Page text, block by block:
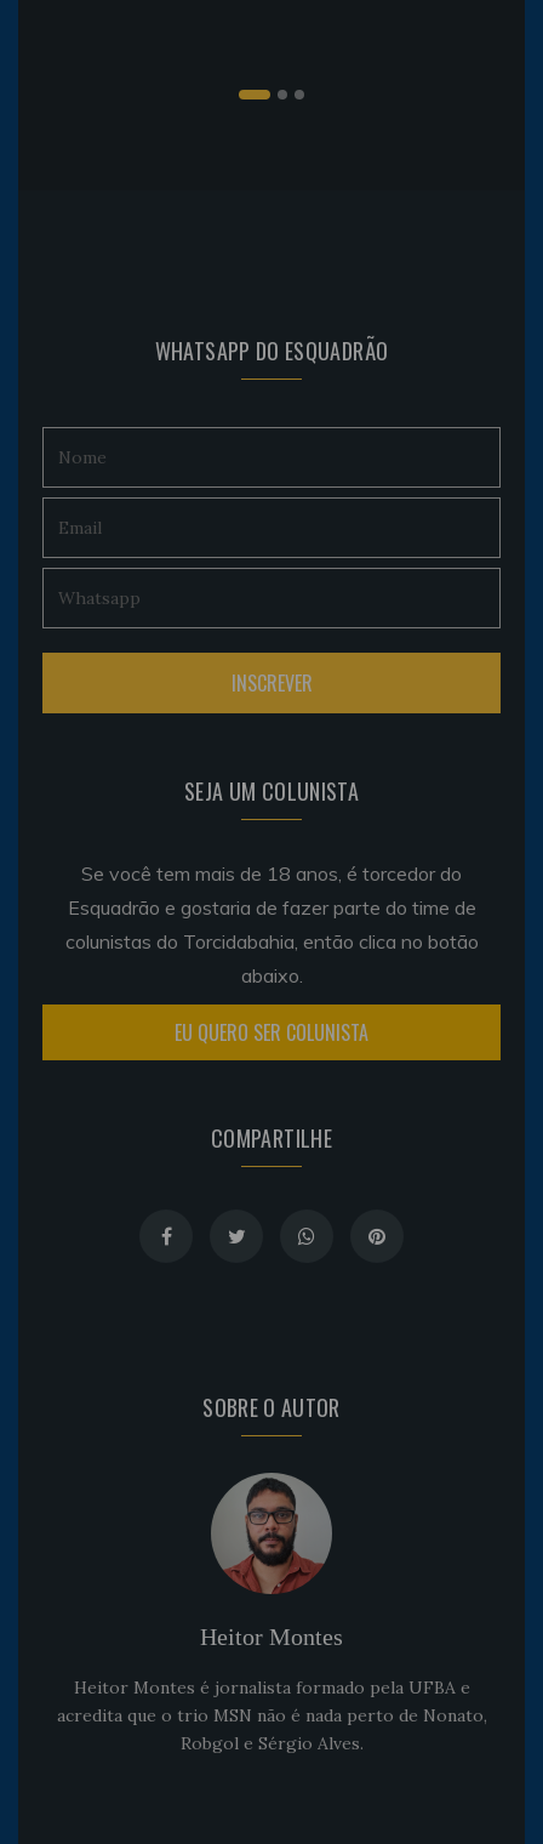
WHATSAPP DO ESQUADRÃO
SEJA UM COLUNISTA
Se você tem mais de 18 anos, é torcedor do
Esquadrão e gostaria de fazer parte do time de
colunistas do Torcidabahia, então clica no botão
abaixo.
EU QUERO SER COLUNISTA
COMPARTILHE
SOBRE O AUTOR
Heitor Montes
Heitor Montes é jornalista formado pela UFBA e
acredita que o trio MSN não é nada perto de Nonato,
Robgol e Sérgio Alves.